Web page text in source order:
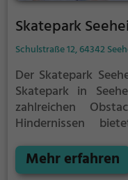
Skatepark
Schulstraße 12, 64342
Der Skatepark
Skatepark in
zahlreichen
Hindernissen
dein Können unter
Mehr erfahren